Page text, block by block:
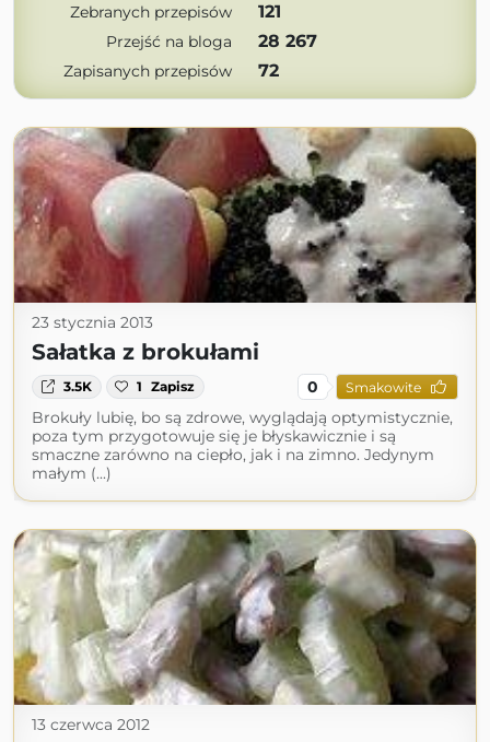
Zebranych przepisów 121
Przejść na bloga 28 267
Zapisanych przepisów 72
23 stycznia 2013
Sałatka z brokułami
3.5K 1 Zapisz 0 Smakowite
Brokuły lubię, bo są zdrowe, wyglądają optymistycznie,
poza tym przygotowuje się je błyskawicznie i są
smaczne zarówno na ciepło, jak i na zimno. Jedynym
małym (...)
13 czerwca 2012